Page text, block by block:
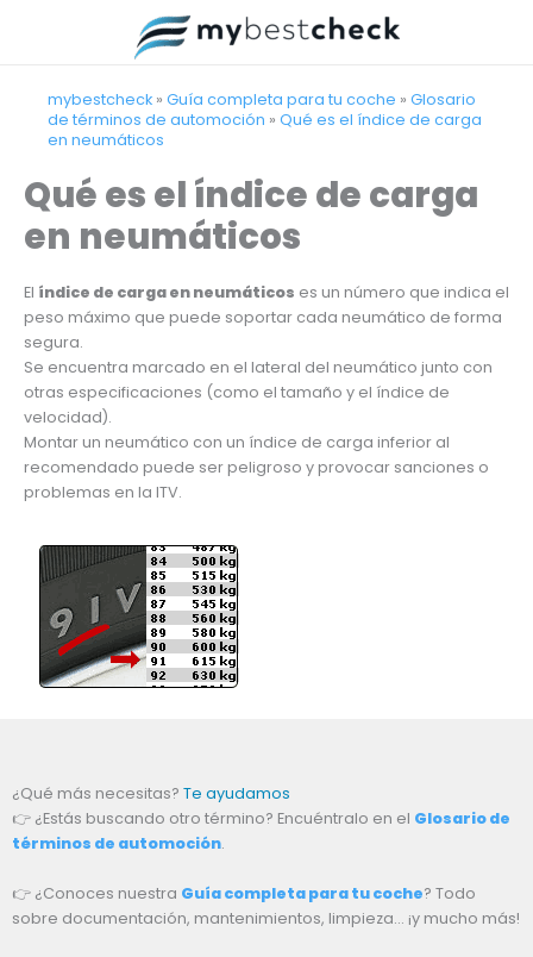
mybestcheck » Guía completa para tu coche » Glosario
de términos de automoción » Qué es el índice de carga
en neumáticos
Qué es el índice de carga
en neumáticos
El índice de carga en neumáticos es un número que indica el
peso máximo que puede soportar cada neumático de forma
segura.
Se encuentra marcado en el lateral del neumático junto con
otras especificaciones (como el tamaño y el índice de
velocidad).
Montar un neumático con un índice de carga inferior al
recomendado puede ser peligroso y provocar sanciones o
problemas en la ITV.
¿Qué más necesitas? Te ayudamos
👉 ¿Estás buscando otro término? Encuéntralo en el Glosario de
términos de automoción.
👉 ¿Conoces nuestra Guía completa para tu coche? Todo
sobre documentación, mantenimientos, limpieza… ¡y mucho más!